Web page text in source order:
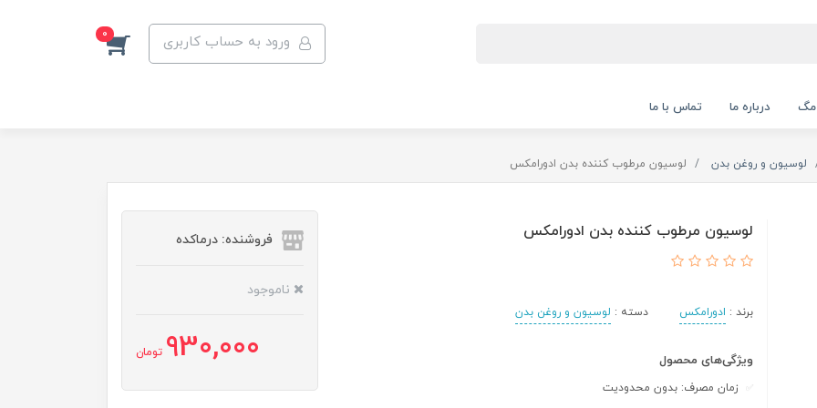
ورود به حساب کاربری 0
مگ درباره ما تماس با ما
لوسیون و روغن بدن لوسیون مرطوب کننده بدن ادورامکس
لوسیون مرطوب کننده بدن ادورامکس
برند : ادورامکس دسته : لوسیون و روغن بدن
ویژگی‌های محصول
زمان مصرف: بدون محدودیت
فروشنده: درماکده
ناموجود
930,000 تومان